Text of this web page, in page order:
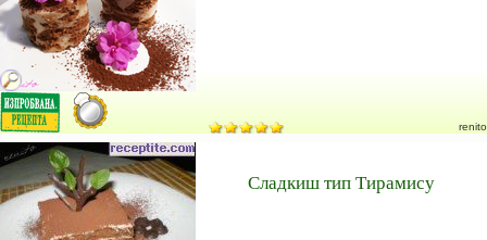
renito
Сладкиш тип Тирамису